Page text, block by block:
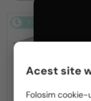
2-4 ZILE
Acest site
Folosim